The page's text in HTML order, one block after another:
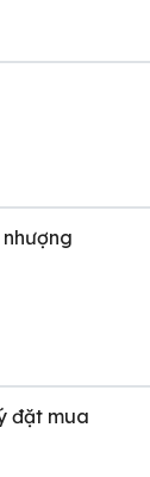
đặt mua